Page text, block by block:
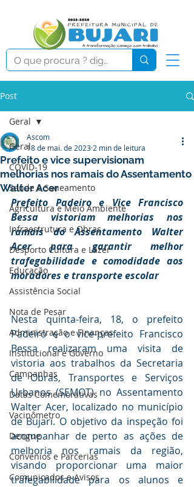
Post
Geral
COVID-19
Saúde e Saneamento
Agricultura e Meio Ambiente
Infraestrutura e Obras
Desporto Cultura e Lazer
Educação
Assistência Social
Nota de Pesar
Administração e Finanças
Institucional e Governo
Campanhas
Datas Comemorativas
Vacinômetro
Dengue
Convênios e Parcerias
Comunicados e Avisos
Geral
Prefeito e vice supervisionam
melhorias nos ramais do Assentamento
Walter Acer
Ascom
18 de mai. de 2023 2 min de leitura
Prefeito Padeiro e Vice Francisco
Bessa vistoriam melhorias nos
ramais do Assentamento Walter
Acer para garantir melhor
trafegabilidade e comodidade aos
moradores e transporte escolar
Nesta quinta-feira, 18, o prefeito
Padeiro e o vice-prefeito Francisco
Bessa realizaram uma visita de
vistoria aos trabalhos da Secretaria
de Obras, Transportes e Serviços
Urbanos (SEMOT) no Assentamento
Walter Acer, localizado no município
de Bujari. O objetivo da inspeção foi
acompanhar de perto as ações de
melhoria nos ramais da região,
visando proporcionar uma maior
trafegabilidade para os alunos e